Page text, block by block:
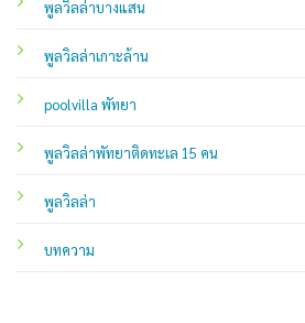
พูลวิลล่าบางแสน
พูลวิลล่าเกาะล้าน
poolvilla พัทยา
พูลวิลล่าพัทยาติดทะเล 15 คน
พูลวิลล่า
บทความ